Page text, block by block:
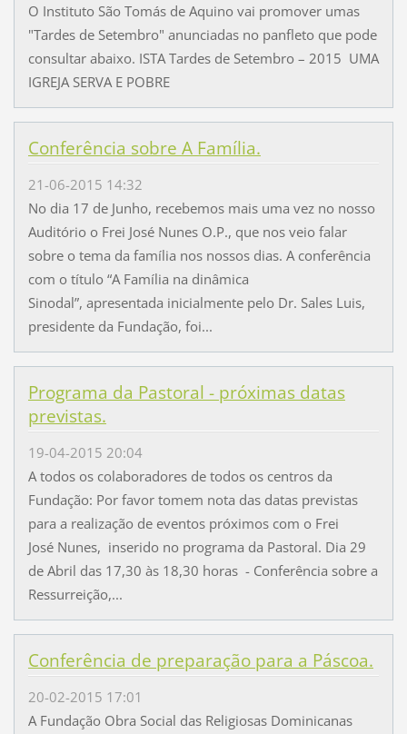
O Instituto São Tomás de Aquino vai promover umas
"Tardes de Setembro" anunciadas no panfleto que pode
consultar abaixo. ISTA Tardes de Setembro – 2015 UMA
IGREJA SERVA E POBRE
Conferência sobre A Família.
21-06-2015 14:32
No dia 17 de Junho, recebemos mais uma vez no nosso
Auditório o Frei José Nunes O.P., que nos veio falar
sobre o tema da família nos nossos dias. A conferência
com o título “A Família na dinâmica
Sinodal”, apresentada inicialmente pelo Dr. Sales Luis,
presidente da Fundação, foi...
Programa da Pastoral - próximas datas
previstas.
19-04-2015 20:04
A todos os colaboradores de todos os centros da
Fundação: Por favor tomem nota das datas previstas
para a realização de eventos próximos com o Frei
José Nunes, inserido no programa da Pastoral. Dia 29
de Abril das 17,30 às 18,30 horas - Conferência sobre a
Ressurreição,...
Conferência de preparação para a Páscoa.
20-02-2015 17:01
A Fundação Obra Social das Religiosas Dominicanas